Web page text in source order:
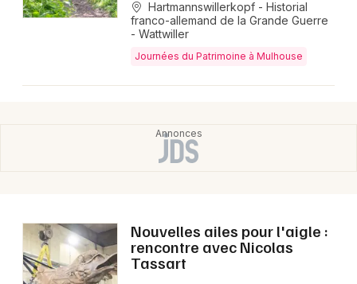
Hartmannswillerkopf - Historial
franco-allemand de la Grande Guerre
- Wattwiller
Journées du Patrimoine à Mulhouse
Nouvelles ailes pour l'aigle :
rencontre avec Nicolas
Tassart